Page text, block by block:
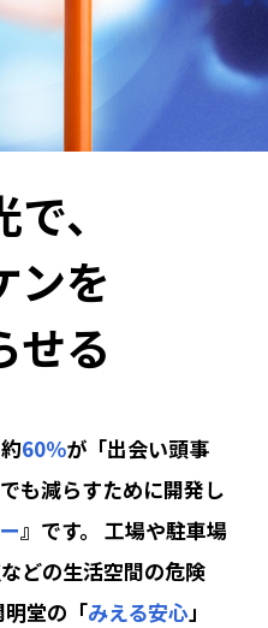
、
ンを
せる
約60％が「出会い頭事
も減らすために開発し
』です。 工場や駐車場
どの生活空間の危険
堂の「みえる安心」